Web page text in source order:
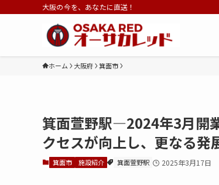
大阪の今を、あなたに直送！
ホーム 大阪府 箕面市
箕面萱野駅—2024年3月開
クセスが向上し、更なる発
箕面市 施設紹介 箕面萱野駅 2025年3月17日